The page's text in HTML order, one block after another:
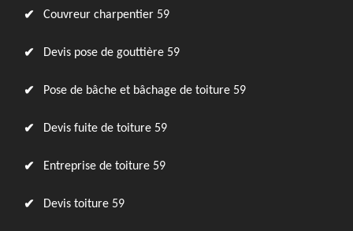
Couvreur charpentier 59
Devis pose de gouttière 59
Pose de bâche et bâchage de toiture 59
Devis fuite de toiture 59
Entreprise de toiture 59
Devis toiture 59